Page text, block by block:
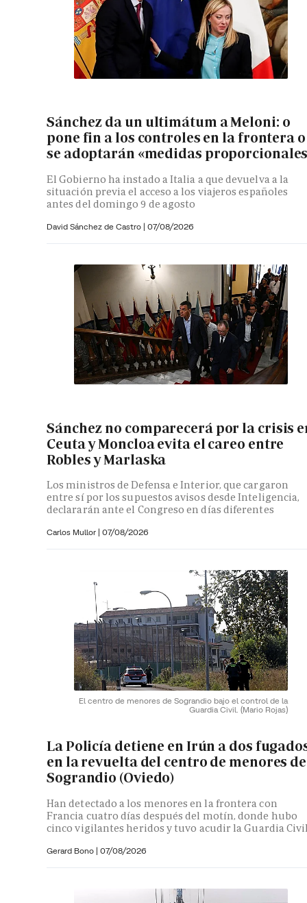
Sánchez da un ultimátum a Meloni: o
pone fin a los controles en la frontera o
se adoptarán «medidas
El Gobierno ha instado a Italia a que devuelva a la
situación previa el acceso a los viajeros españoles
antes del domingo 9 de agosto
David Sánchez de Castro | 07/08/2026
Sánchez no comparecerá por la crisis
Ceuta y Moncloa evita el careo entre
Robles y Marlaska
Los ministros de Defensa e Interior, que cargaron
entre sí por los supuestos avisos desde Inteligencia,
declararán ante el Congreso en días diferentes
Carlos Mullor | 07/08/2026
El centro de menores de Sograndio bajo el control de la
Guardia Civil. (Mario Rojas)
La Policía detiene en Irún a dos
en la revuelta del centro de menores de
Sograndio (Oviedo)
Han detectado a los menores en la frontera con
Francia cuatro días después del motín, donde hubo
cinco vigilantes heridos y tuvo acudir la Guardia
Gerard Bono | 07/08/2026